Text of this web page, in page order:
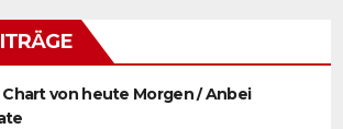
Chart von heute Morgen / Anbei